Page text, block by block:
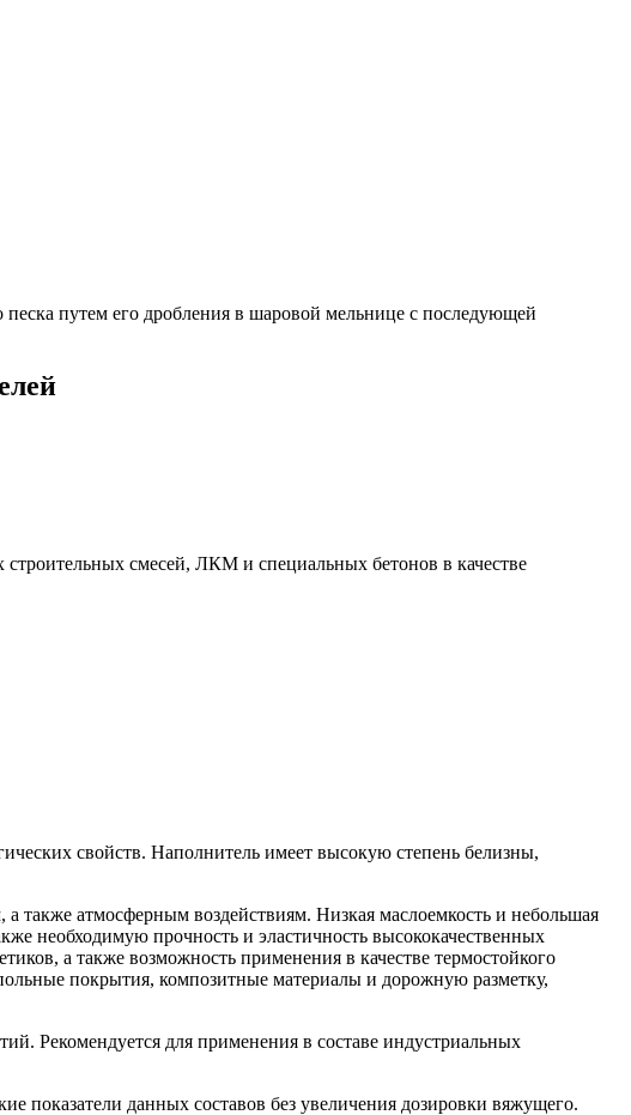
путем его дробления в шаровой мельнице с последующей
строительных смесей, ЛКМ и специальных бетонов в качестве
свойств. Наполнитель имеет высокую степень белизны,
также атмосферным воздействиям. Низкая маслоемкость и небольшая
необходимую прочность и эластичность высококачественных
а также возможность применения в качестве термостойкого
покрытия, композитные материалы и дорожную разметку,
Рекомендуется для применения в составе индустриальных
показатели данных составов без увеличения дозировки вяжущего.